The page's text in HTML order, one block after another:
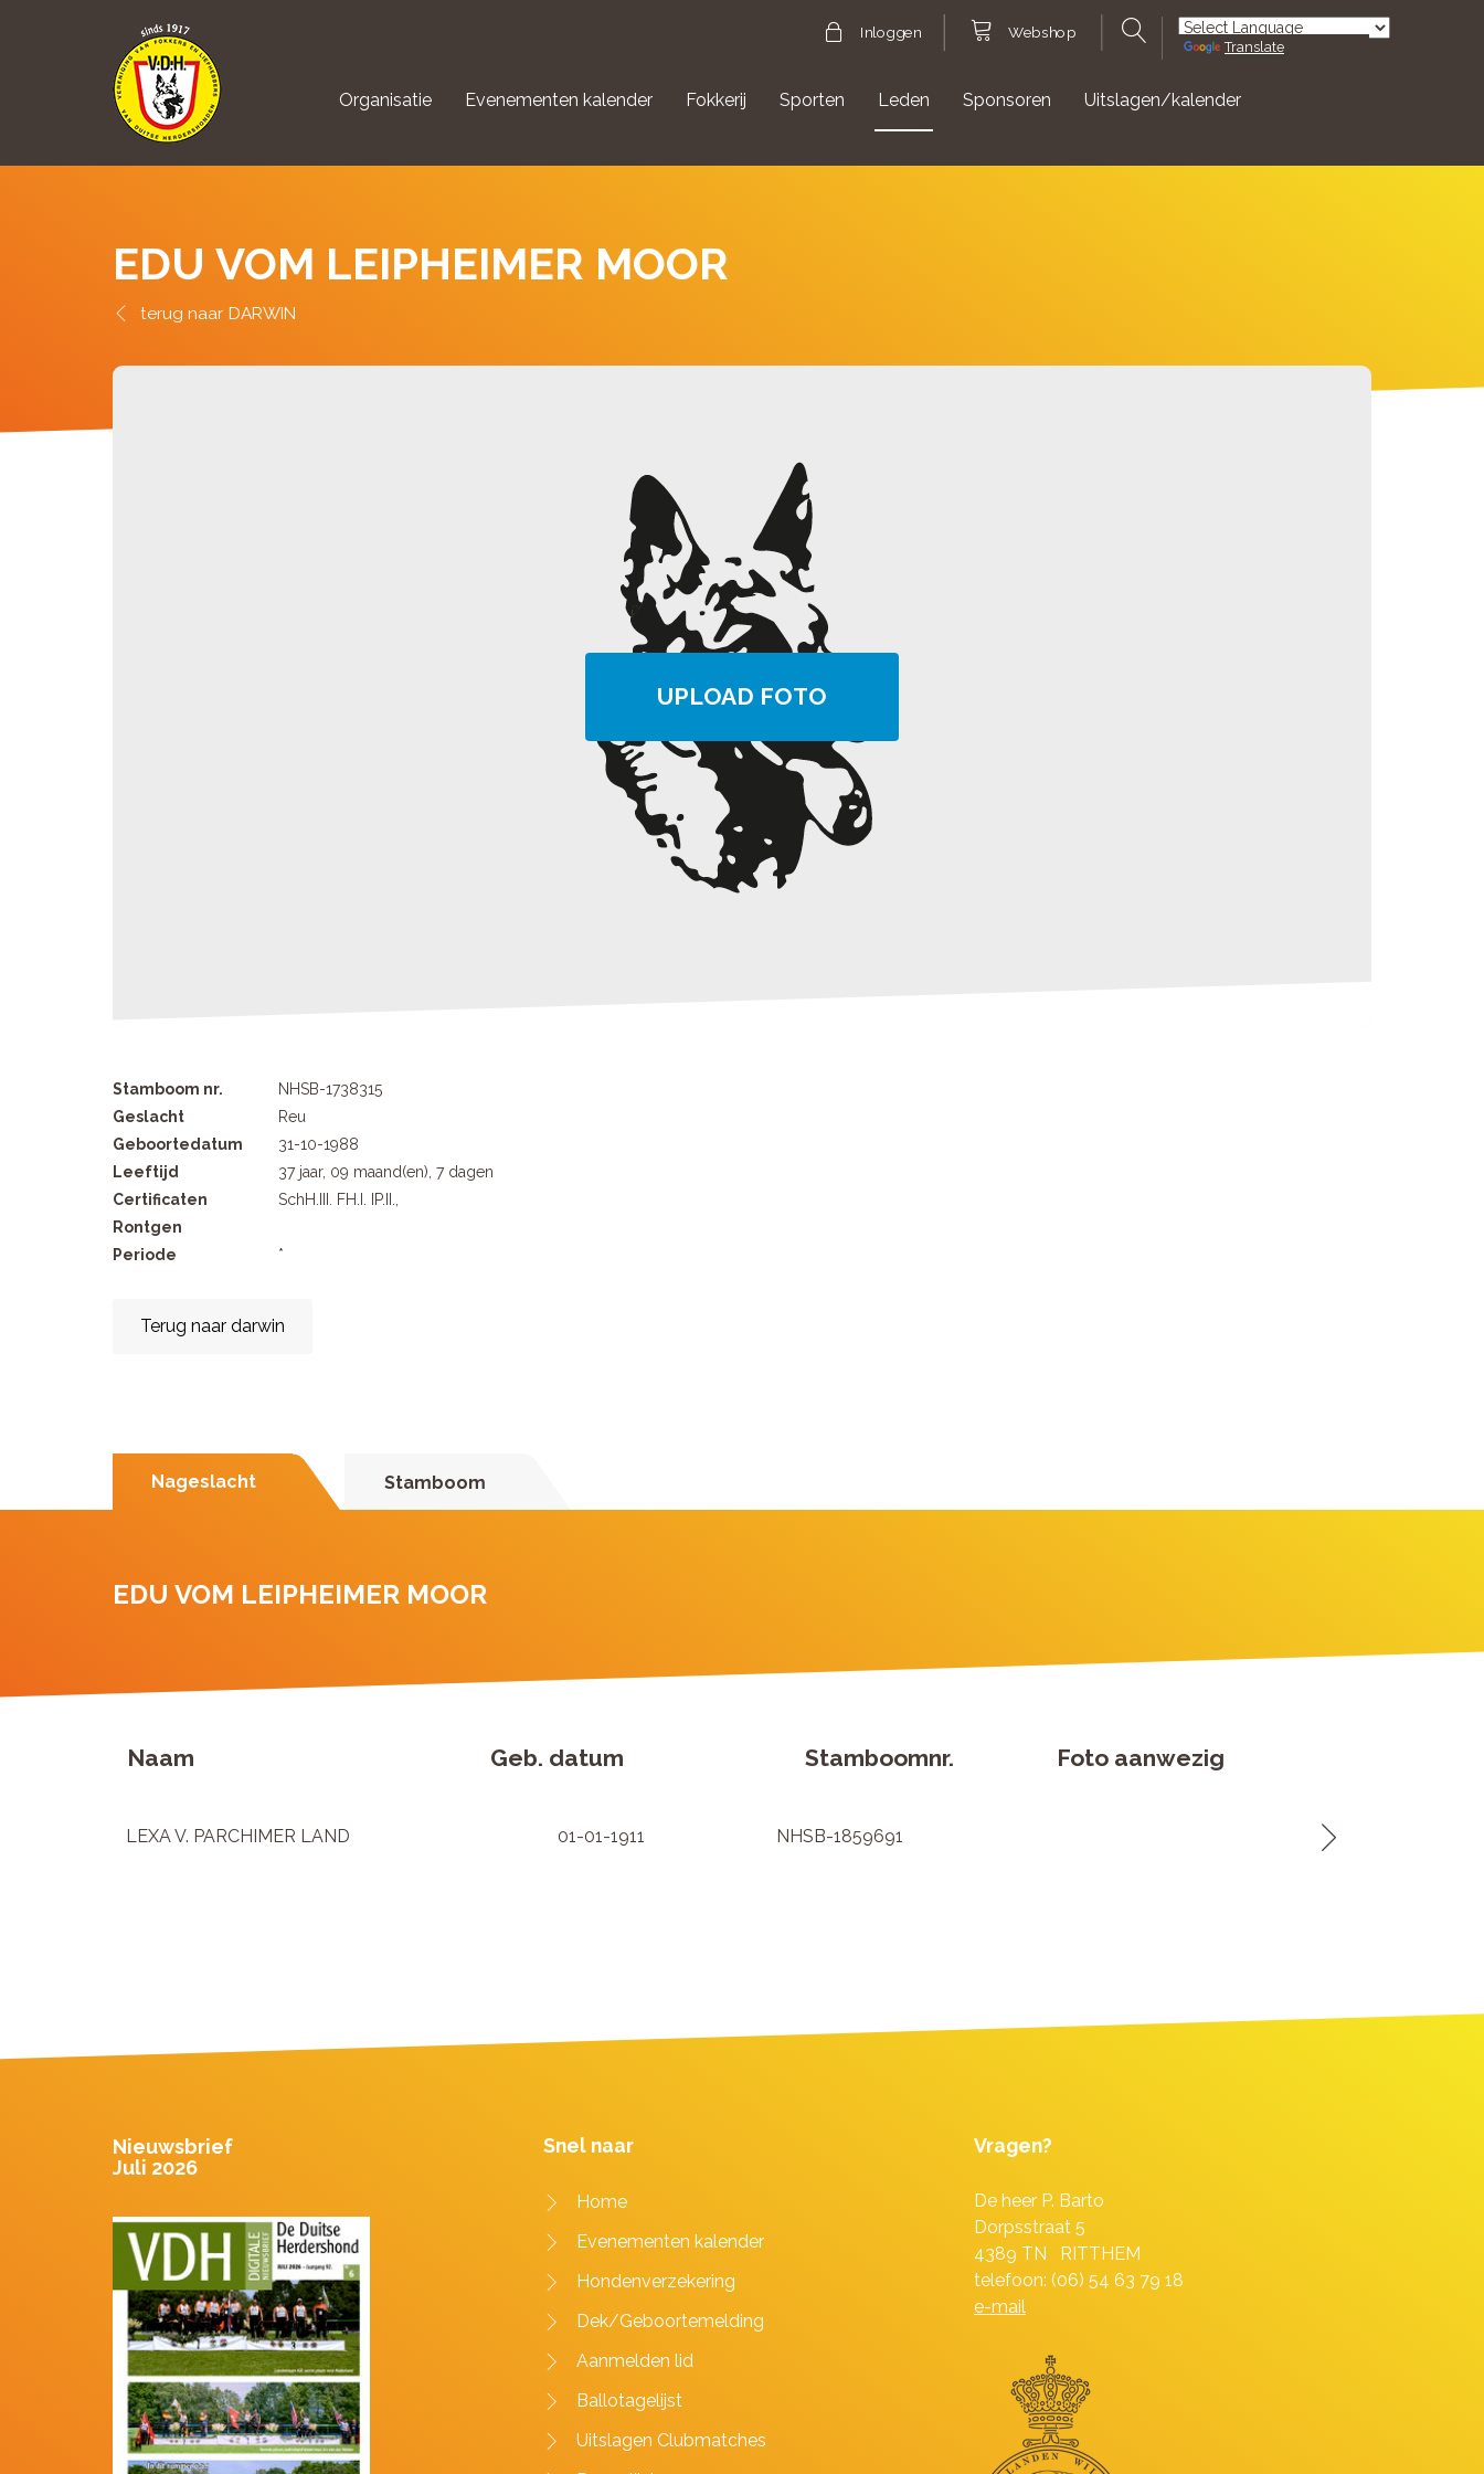
Inloggen Webshop
Powered by
Translate
Organisatie Evenementen kalender Fokkerij Sporten Leden Sponsoren Uitslagen/kalender
EDU VOM LEIPHEIMER MOOR
DARWIN
Stamboom nr.
NHSB-1738315
Geslacht
Reu
Geboortedatum
31-10-1988
Leeftijd
37 jaar, 09 maand(en), 7 dagen
Certificaten
SchH.III. FH.I. IP.II.,
Rontgen
Periode
*
Terug naar darwin
Nageslacht Stamboom
EDU VOM LEIPHEIMER MOOR
Naam Geb. datum Stamboomnr. Foto aanwezig
LEXA V. PARCHIMER LAND 01-01-1911 NHSB-1859691
Nieuwsbrief
Juli 2026
Snel naar
Home
Evenementen kalender
Hondenverzekering
Dek/Geboortemelding
Aanmelden lid
Ballotagelijst
Uitslagen Clubmatches
Vragen?
De heer P. Barto
Dorpsstraat 5
4389 TN RITTHEM
telefoon: (06) 54 63 79 18
e-mail